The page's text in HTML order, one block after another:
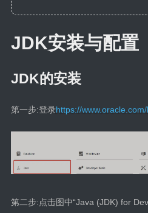
JDK安装与配置
JDK的安装
第一步:登录https://
第二步:点击图中“Java (JDK) for